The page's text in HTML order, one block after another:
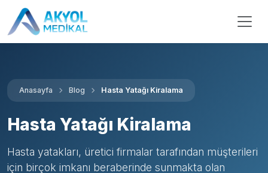
Anasayfa Blog Hasta Yatağı Kiralama
Hasta Yatağı Kiralama
Hasta yatakları, üretici firmalar tarafından müşterileri
için birçok imkanı beraberinde sunmakta olan